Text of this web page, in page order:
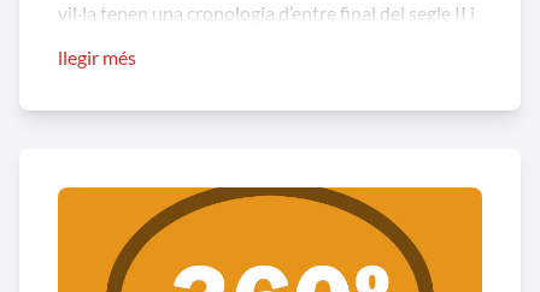
vil·la tenen una cronologia d’entre final del segle II i
apodyteriumo vestidor, frigidariumo bany fred i
cella piscinalis
cambres
calentes( tepidarium o bany tebi,sudatoriomo
llegir més